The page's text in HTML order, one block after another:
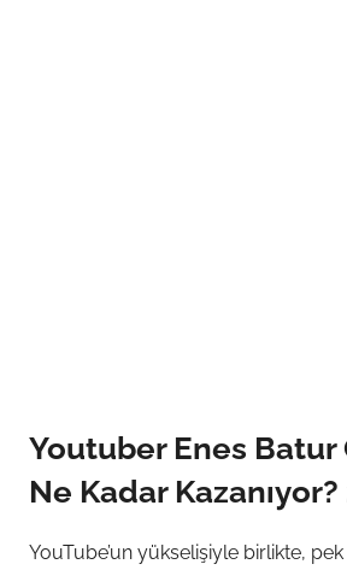
Youtuber Enes
Ne Kadar
YouTube’un yükselişiyle birlikte,